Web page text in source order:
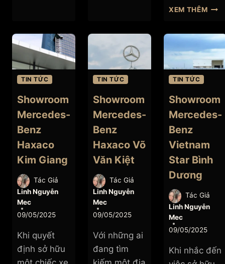
NINH
XEM THÊMĐẠI
CẦN
THƠ
TIN TỨC
Showroom
Mercedes-
Benz
Haxaco
Kim Giang
Tác Giả
Linh Nguyễn
Mec
09/05/2025
Khi quyết
định sở hữu
TIN TỨC
Showroom
Mercedes-
Benz
Haxaco Võ
Văn Kiệt
Tác Giả
Linh Nguyễn
Mec
09/05/2025
Với những ai
đang tìm
TIN TỨC
Showroom
Mercedes-
Benz
Vietnam
Star Bình
Dương
Tác Giả
Linh Nguyễn
Mec
09/05/2025
Khi nhắc đến